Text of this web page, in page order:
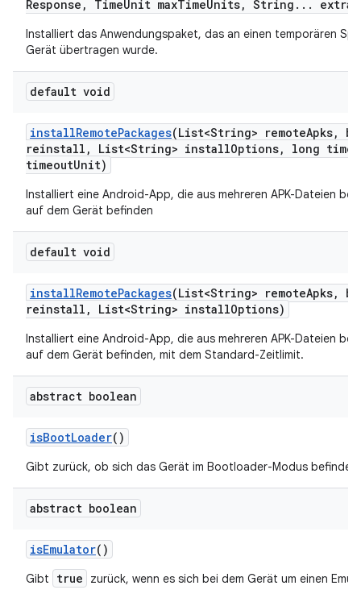
Response , TimeUnit maxTimeUnits, String . . . extra
Installiert das Anwendungspaket, das an einen temporären
Gerät übertragen wurde.
default void
installRemotePackages(List<String> remoteApks,
reinstall , List<String> installOptions,
long
timeoutUnit)
Installiert eine Android-App, die aus mehreren APK-Dateien
auf dem Gerät befinden
default void
installRemotePackages(List<String> remoteApks,
reinstall , List<String> installOptions)
Installiert eine Android-App, die aus mehreren APK-Dateien
auf dem Gerät befinden, mit dem Standard-Zeitlimit.
abstract boolean
isBootLoader()
Gibt zurück, ob sich das Gerät im Bootloader-Modus befindet.
abstract boolean
isEmulator()
Gibt true zurück, wenn es sich bei dem Gerät um einen